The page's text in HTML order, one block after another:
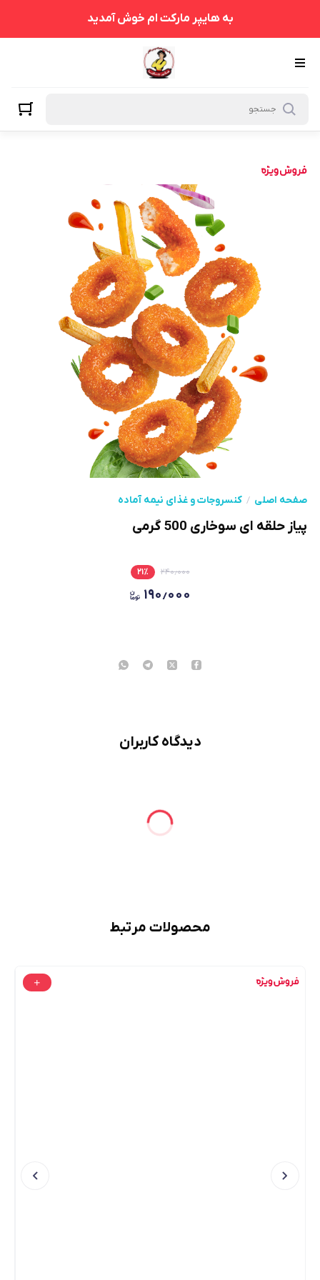
به هایپر مارکت ام خوش آمدید
صفحه اصلی کنسروجات و غذای نیمه آماده
پیاز حلقه ای سوخاری 500 گرمی
۲۴۰٫۰۰۰ ۲۱٪
۱۹۰٫۰۰۰
دیدگاه کاربران
محصولات مرتبط